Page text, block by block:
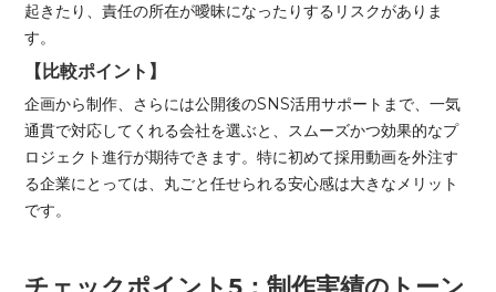
起きたり、責任の所在が曖昧になったりするリスクがありま
す。
【比較ポイント】
企画から制作、さらには公開後のSNS活用サポートまで、一気
通貫で対応してくれる会社を選ぶと、スムーズかつ効果的なプ
ロジェクト進行が期待できます。特に初めて採用動画を外注す
る企業にとっては、丸ごと任せられる安心感は大きなメリット
です。